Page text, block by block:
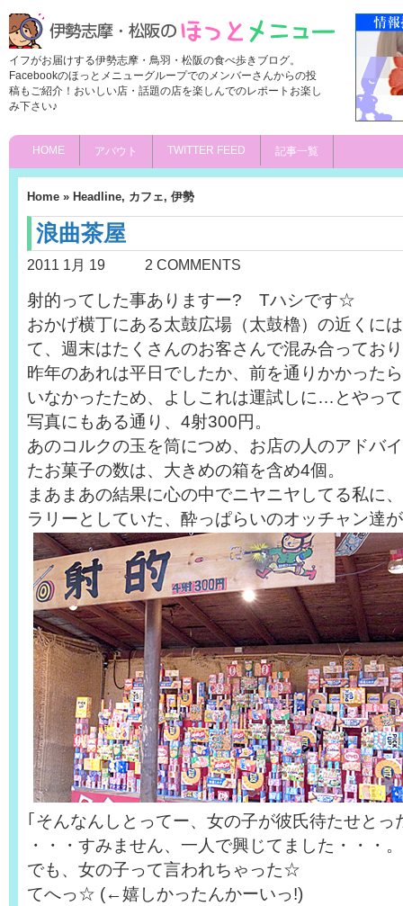
イフがお届けする伊勢志摩・鳥羽・松阪の食べ歩きブログ。
Facebookのほっとメニューグループでのメンバーさんからの投
稿もご紹介！おいしい店・話題の店を楽しんでのレポートお楽し
み下さい♪
HOME アバウト TWITTER FEED 記事一覧
Home » Headline, カフェ, 伊勢
浪曲茶屋
2011 1月 19 2 COMMENTS
射的ってした事ありますー? Tハシです☆
おかげ横丁にある太鼓広場（太鼓櫓）の近くに
て、週末はたくさんのお客さんで混み合ってお
昨年のあれは平日でしたか、前を通りかかった
いなかったため、よしこれは運試しに…とやっ
写真にもある通り、4射300円。
あのコルクの玉を筒につめ、お店の人のアドバ
たお菓子の数は、大きめの箱を含め4個。
まあまあの結果に心の中でニヤニヤしてる私に
ラリーとしていた、酔っぱらいのオッチャン達
｢そんなんしとってー、女の子が彼氏待たせとっ
・・・すみません、一人で興じてました・・・。
でも、女の子って言われちゃった☆
てへっ☆ (←嬉しかったんかーいっ!)